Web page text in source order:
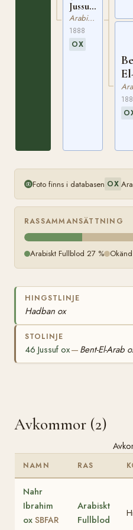
Jussuf
ox
ASBB
20
Arabiskt Fullblod
1888
OX
ox
Foto finns i databasen OX
RASSAMMANSÄTTNING
Arabiskt Fullblod 27 %
HINGSTLINJE
Hadban ox
STOLINJE
46 Jussuf ox— Bent-El-Arab
Avkommor (2)
NAMN RAS
Nahr
Ibrahim
ox SBFAR
Arabiskt
Fullblod